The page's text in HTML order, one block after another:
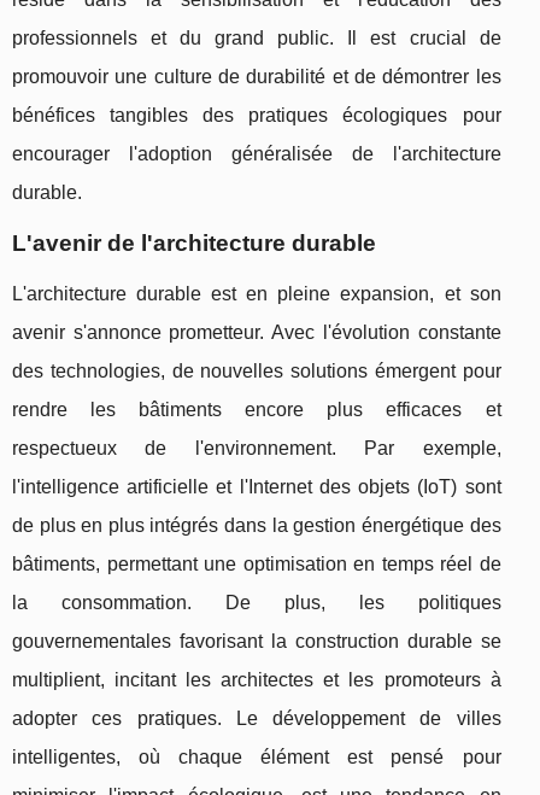
professionnels et du grand public. Il est crucial de
promouvoir une culture de durabilité et de démontrer les
bénéfices tangibles des pratiques écologiques pour
encourager l'adoption généralisée de l'architecture
durable.
L'avenir de l'architecture durable
L'architecture durable est en pleine expansion, et son
avenir s'annonce prometteur. Avec l'évolution constante
des technologies, de nouvelles solutions émergent pour
rendre les bâtiments encore plus efficaces et
respectueux de l'environnement. Par exemple,
l'intelligence artificielle et l'Internet des objets (IoT) sont
de plus en plus intégrés dans la gestion énergétique des
bâtiments, permettant une optimisation en temps réel de
la consommation. De plus, les politiques
gouvernementales favorisant la construction durable se
multiplient, incitant les architectes et les promoteurs à
adopter ces pratiques. Le développement de villes
intelligentes, où chaque élément est pensé pour